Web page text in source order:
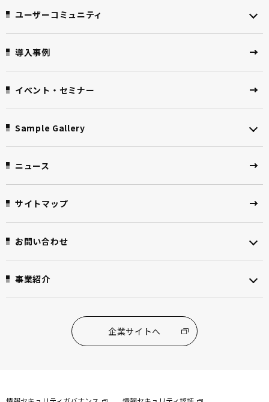
ユーザーコミュニティ
導入事例
イベント・セミナー
Sample Gallery
ニュース
サイトマップ
お問い合わせ
事業紹介
企業サイトへ